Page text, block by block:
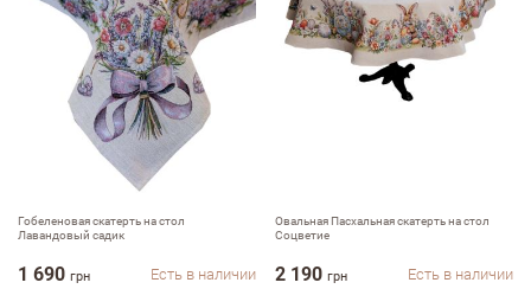
Гобеленовая скатерть на стол
Лавандовый садик
1 690 грн Есть в наличии
Овальная Пасхальная скатерть на стол
Соцветие
2 190 грн Есть в наличии